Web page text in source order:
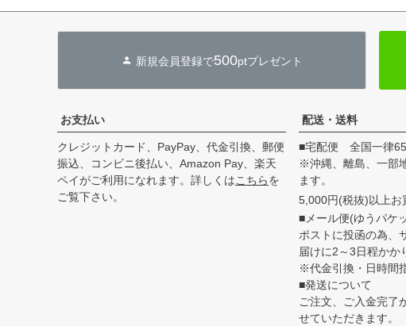
新規会員登録で500ptプレゼント
お支払い
クレジットカード、PayPay、代金引換、郵便
振込、コンビニ後払い、Amazon Pay、楽天
ペイがご利用になれます。詳しくはこちらを
ご覧下さい。
配送・送料
■宅配便 全国一律
※沖縄、離島、一部
ます。
5,000円(税抜)以上お
■メール便(ゆうパケ
ポストに投函の為、
届けに2～3日程かか
※代金引換・日時間
■発送について
ご注文、ご入金完了
せていただきます。